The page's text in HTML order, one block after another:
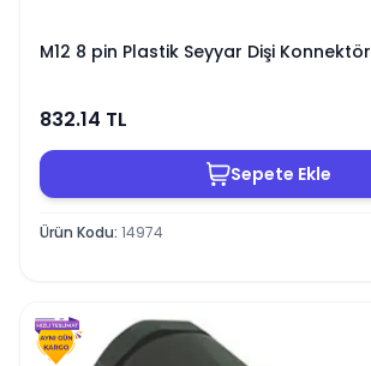
M12 8 pin Plastik Seyyar Dişi Konnektör
832.14 TL
Sepete Ekle
Ürün Kodu: 14974